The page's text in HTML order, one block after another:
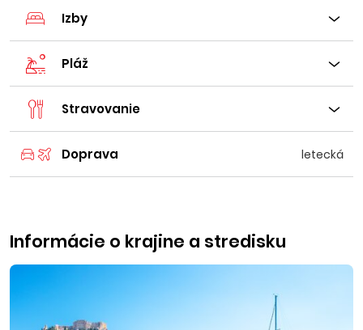
Izby
Pláž
Stravovanie
Doprava letecká
Informácie o krajine a stredisku